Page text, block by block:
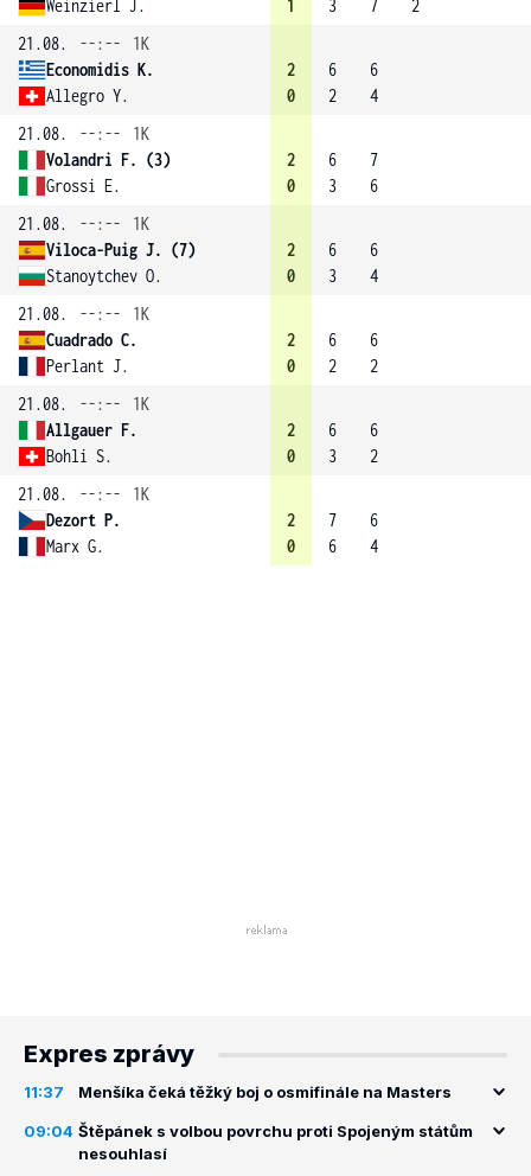
Weinzierl J. 1 3 7
2
21.08.
--:--
1K
Economidis K.
Allegro Y.
2
0
6
2
6
4
21.08.
--:--
1K
Volandri F. (3)
Grossi E.
2
0
6
3
7
6
21.08.
--:--
1K
Viloca-Puig J. (7)
Stanoytchev O.
2
0
6
3
6
4
21.08.
--:--
1K
Cuadrado C.
Perlant J.
2
0
6
2
6
2
21.08.
--:--
1K
Allgauer F.
Bohli S.
2
0
6
3
6
2
21.08.
--:--
1K
Dezort P.
Marx G.
2
0
7
6
6
4
Expres zprávy
11:37 Menšíka čeká těžký boj o osmifinále na Masters
09:04 Štěpánek s volbou povrchu proti Spojeným státům
nesouhlasí